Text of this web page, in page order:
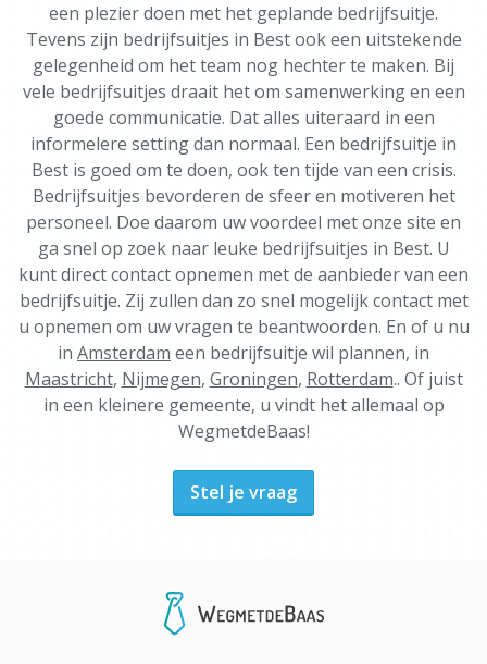
een plezier doen met het geplande bedrijfsuitje.
Tevens zijn bedrijfsuitjes in Best ook een uitstekende
gelegenheid om het team nog hechter te maken. Bij
vele bedrijfsuitjes draait het om samenwerking en een
goede communicatie. Dat alles uiteraard in een
informelere setting dan normaal. Een bedrijfsuitje in
Best is goed om te doen, ook ten tijde van een crisis.
Bedrijfsuitjes bevorderen de sfeer en motiveren het
personeel. Doe daarom uw voordeel met onze site en
ga snel op zoek naar leuke bedrijfsuitjes in Best. U
kunt direct contact opnemen met de aanbieder van een
bedrijfsuitje. Zij zullen dan zo snel mogelijk contact met
u opnemen om uw vragen te beantwoorden. En of u nu
in Amsterdam een bedrijfsuitje wil plannen, in
Maastricht, Nijmegen, Groningen, Rotterdam.. Of juist
in een kleinere gemeente, u vindt het allemaal op
WegmetdeBaas!
Stel je vraag